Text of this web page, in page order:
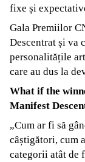
fixe și
Gala Premiilor
Descentrat și va
personalitățile
care au dus la
What if the
Manifest
„Cum ar fi să
câștigători, cum
categorii atât de